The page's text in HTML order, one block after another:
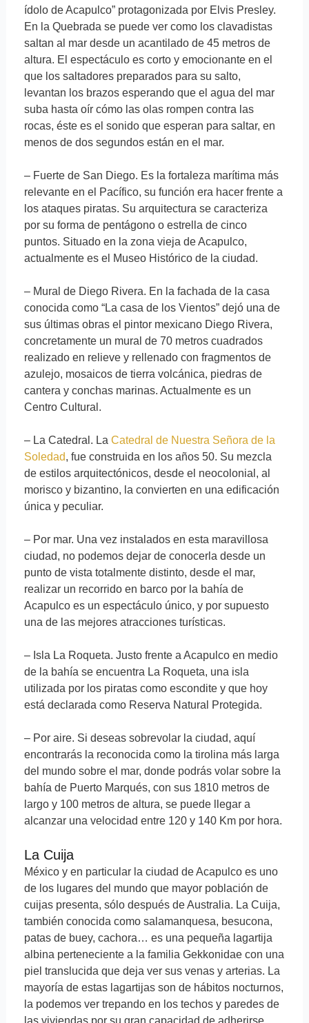
ídolo de Acapulco” protagonizada por Elvis Presley.
En la Quebrada se puede ver como los clavadistas
saltan al mar desde un acantilado de 45 metros de
altura. El espectáculo es corto y emocionante en el
que los saltadores preparados para su salto,
levantan los brazos esperando que el agua del mar
suba hasta oír cómo las olas rompen contra las
rocas, éste es el sonido que esperan para saltar, en
menos de dos segundos están en el mar.
– Fuerte de San Diego. Es la fortaleza marítima más
relevante en el Pacífico, su función era hacer frente a
los ataques piratas. Su arquitectura se caracteriza
por su forma de pentágono o estrella de cinco
puntos. Situado en la zona vieja de Acapulco,
actualmente es el Museo Histórico de la ciudad.
– Mural de Diego Rivera. En la fachada de la casa
conocida como “La casa de los Vientos” dejó una de
sus últimas obras el pintor mexicano Diego Rivera,
concretamente un mural de 70 metros cuadrados
realizado en relieve y rellenado con fragmentos de
azulejo, mosaicos de tierra volcánica, piedras de
cantera y conchas marinas. Actualmente es un
Centro Cultural.
– La Catedral. La Catedral de Nuestra Señora de la
Soledad, fue construida en los años 50. Su mezcla
de estilos arquitectónicos, desde el neocolonial, al
morisco y bizantino, la convierten en una edificación
única y peculiar.
– Por mar. Una vez instalados en esta maravillosa
ciudad, no podemos dejar de conocerla desde un
punto de vista totalmente distinto, desde el mar,
realizar un recorrido en barco por la bahía de
Acapulco es un espectáculo único, y por supuesto
una de las mejores atracciones turísticas.
– Isla La Roqueta. Justo frente a Acapulco en medio
de la bahía se encuentra La Roqueta, una isla
utilizada por los piratas como escondite y que hoy
está declarada como Reserva Natural Protegida.
– Por aire. Si deseas sobrevolar la ciudad, aquí
encontrarás la reconocida como la tirolina más larga
del mundo sobre el mar, donde podrás volar sobre la
bahía de Puerto Marqués, con sus 1810 metros de
largo y 100 metros de altura, se puede llegar a
alcanzar una velocidad entre 120 y 140 Km por hora.
La Cuija
México y en particular la ciudad de Acapulco es uno
de los lugares del mundo que mayor población de
cuijas presenta, sólo después de Australia. La Cuija,
también conocida como salamanquesa, besucona,
patas de buey, cachora… es una pequeña lagartija
albina perteneciente a la familia Gekkonidae con una
piel translucida que deja ver sus venas y arterias. La
mayoría de estas lagartijas son de hábitos nocturnos,
la podemos ver trepando en los techos y paredes de
las viviendas por su gran capacidad de adherirse